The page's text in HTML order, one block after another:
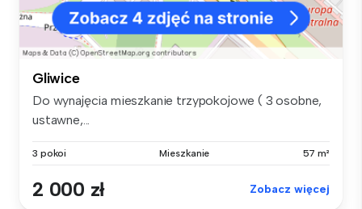
Gliwice
Do wynajęcia mieszkanie trzypokojowe ( 3 osobne,
ustawne,...
3 pokoi Mieszkanie 57 m²
2 000 zł Zobacz więcej